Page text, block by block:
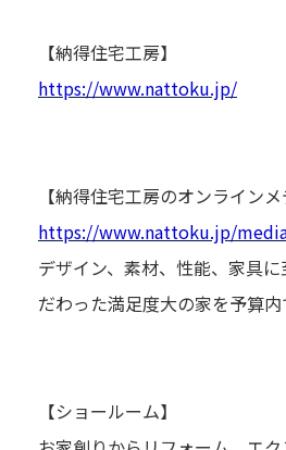
【納得住宅工房】
https://www.nattoku.jp/
【納得住宅工房のオンラインメ
https://www.nattoku.jp/
デザイン、素材、性能、家具
だわった満足度大の家を予算
【ショールーム】